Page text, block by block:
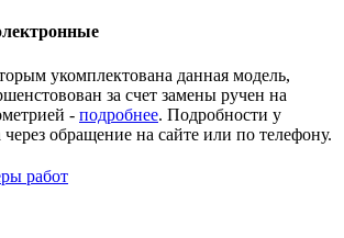
укомплектована данная модель,
за счет замены ручен на
- подробнее. Подробности у
обращение на сайте или по телефону.
работ